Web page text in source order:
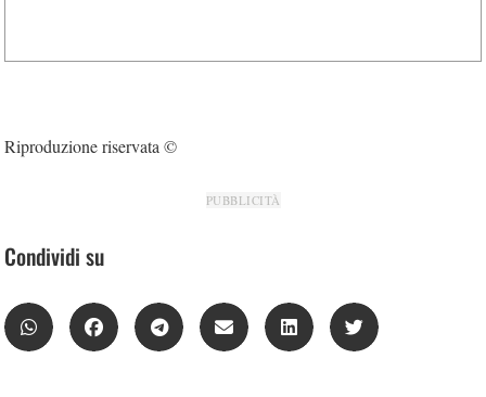
Riproduzione riservata ©
PUBBLICITÀ
Condividi su